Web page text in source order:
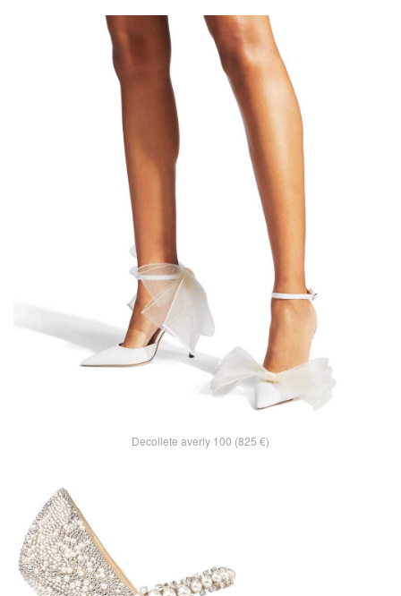
Decollete averly 100 (825 €)